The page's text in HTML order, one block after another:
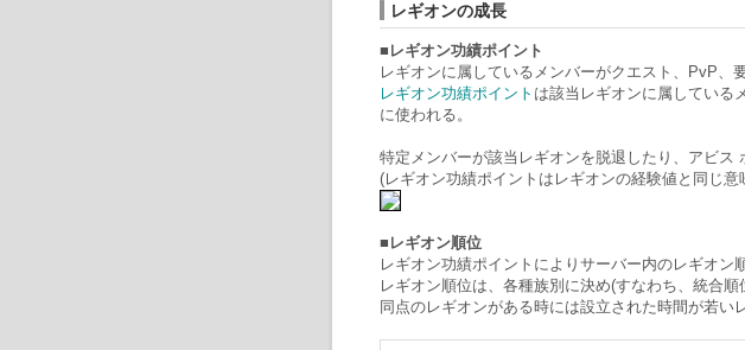
レギオンの成長
■レギオン功績ポイント
レギオンに属しているメンバーがクエスト、PvP、
レギオン功績ポイント は該当レギオンに属している
に使われる。
特定メンバーが該当レギオンを脱退したり、アビス
(レギオン功績ポイントはレギオンの経験値と同じ
■レギオン順位
レギオン功績ポイントによりサーバー内のレギオン
レギオン順位は、各種族別に決め(すなわち、統合
同点のレギオンがある時には設立された時間が若い